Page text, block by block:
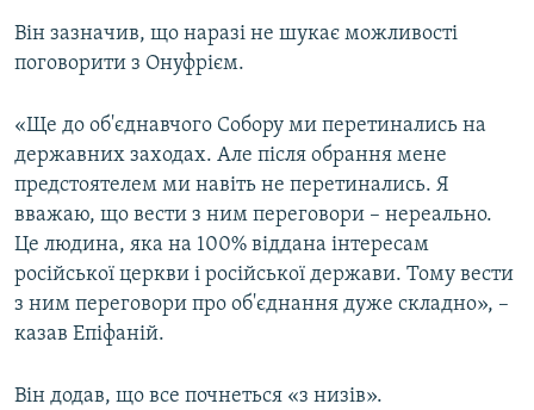
Він зазначив, що наразі не шукає можливості
поговорити з Онуфрієм.
«Ще до об'єднавчого Собору ми перетинались на
державних заходах. Але після обрання мене
предстоятелем ми навіть не перетинались. Я
вважаю, що вести з ним переговори – нереально.
Це людина, яка на 100% віддана інтересам
російської церкви і російської держави. Тому вести
з ним переговори про об'єднання дуже складно», –
казав Епіфаній.
Він додав, що все почнеться «з низів».